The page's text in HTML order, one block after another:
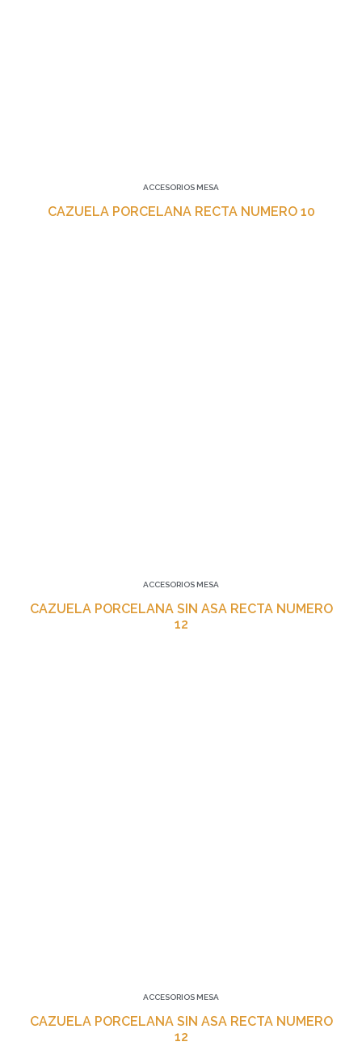
ACCESORIOS MESA
CAZUELA PORCELANA RECTA NUMERO 10
ACCESORIOS MESA
CAZUELA PORCELANA SIN ASA RECTA NUMERO
12
ACCESORIOS MESA
CAZUELA PORCELANA SIN ASA RECTA NUMERO
12